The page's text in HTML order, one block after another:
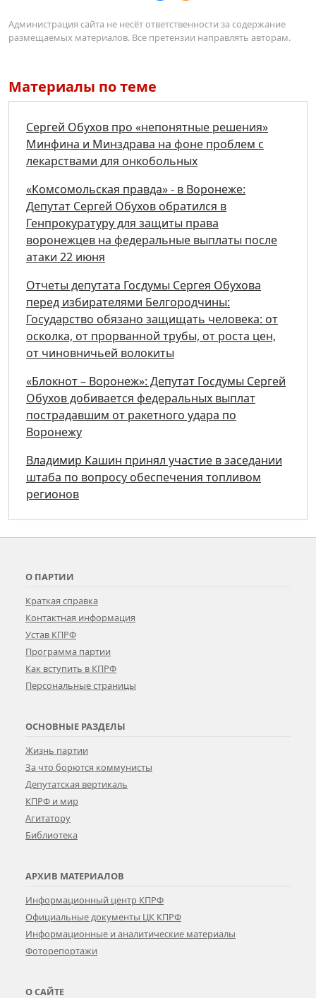
Администрация сайта не несёт ответственности за содержание
размещаемых материалов. Все претензии направлять авторам.
Материалы по теме
Сергей Обухов про «непонятные решения»
Минфина и Минздрава на фоне проблем с
лекарствами для онкобольных
«Комсомольская правда» - в Воронеже:
Депутат Сергей Обухов обратился в
Генпрокуратуру для защиты права
воронежцев на федеральные выплаты после
атаки 22 июня
Отчеты депутата Госдумы Сергея Обухова
перед избирателями Белгородчины:
Государство обязано защищать человека: от
осколка, от прорванной трубы, от роста цен,
от чиновничьей волокиты
«Блокнот – Воронеж»: Депутат Госдумы Сергей
Обухов добивается федеральных выплат
пострадавшим от ракетного удара по
Воронежу
Владимир Кашин принял участие в заседании
штаба по вопросу обеспечения топливом
регионов
О ПАРТИИ
Краткая справка
Контактная информация
Устав КПРФ
Программа партии
Как вступить в КПРФ
Персональные страницы
ОСНОВНЫЕ РАЗДЕЛЫ
Жизнь партии
За что борются коммунисты
Депутатская вертикаль
КПРФ и мир
Агитатору
Библиотека
АРХИВ МАТЕРИАЛОВ
Информационный центр КПРФ
Официальные документы ЦК КПРФ
Информационные и аналитические материалы
Фоторепортажи
О САЙТЕ